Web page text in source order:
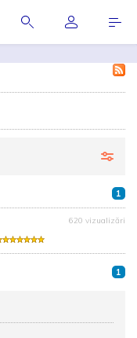
1
620 vizualizări
1